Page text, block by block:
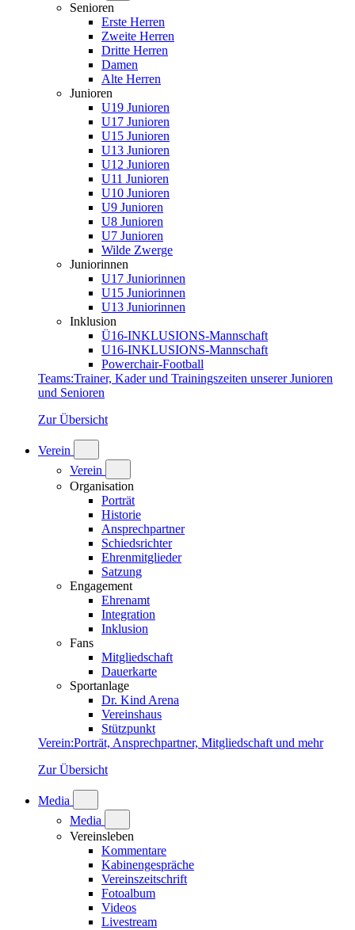
Senioren
Erste Herren
Zweite Herren
Dritte Herren
Damen
Alte Herren
Junioren
U19 Junioren
U17 Junioren
U15 Junioren
U13 Junioren
U12 Junioren
U11 Junioren
U10 Junioren
U9 Junioren
U8 Junioren
U7 Junioren
Wilde Zwerge
Juniorinnen
U17 Juniorinnen
U15 Juniorinnen
U13 Juniorinnen
Inklusion
Ü16-INKLUSIONS-Mannschaft
U16-INKLUSIONS-Mannschaft
Powerchair-Football
Teams:Trainer, Kader und Trainingszeiten unserer Junioren
und Senioren
Zur Übersicht
Verein
Verein
Organisation
Porträt
Historie
Ansprechpartner
Schiedsrichter
Ehrenmitglieder
Satzung
Engagement
Ehrenamt
Integration
Inklusion
Fans
Mitgliedschaft
Dauerkarte
Sportanlage
Dr. Kind Arena
Vereinshaus
Stützpunkt
Verein:Porträt, Ansprechpartner, Mitgliedschaft und mehr
Zur Übersicht
Media
Media
Vereinsleben
Kommentare
Kabinengespräche
Vereinszeitschrift
Fotoalbum
Videos
Livestream